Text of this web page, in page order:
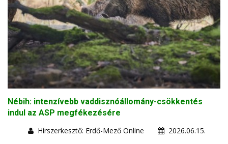
Nébih: intenzívebb vaddisznóállomány-csökkentés
indul az ASP megfékezésére
Hírszerkesztő: Erdő-Mező Online
2026.06.15.